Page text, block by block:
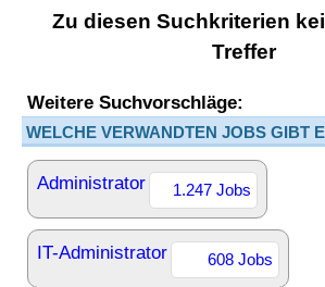
Zu diesen Suchkriterien
Treffer
Weitere Suchvorschläge:
WELCHE VERWANDTEN JOBS GIBT
Administrator 1.247 Jobs
IT-Administrator 608 Jobs